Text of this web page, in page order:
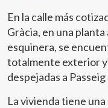
En la calle más
Gràcia, en una
esquinera, se
totalmente exterior
despejadas a
La vivienda tiene